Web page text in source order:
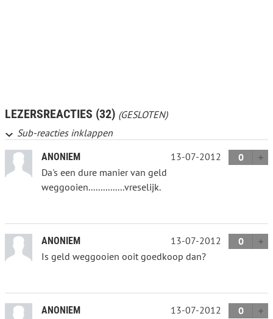
LEZERSREACTIES (32) (GESLOTEN)
Sub-reacties inklappen
ANONIEM 13-07-2012
0
Da's een dure manier van geld
weggooien...............vreselijk.
ANONIEM 13-07-2012
0
Is geld weggooien ooit goedkoop dan?
ANONIEM 13-07-2012
0